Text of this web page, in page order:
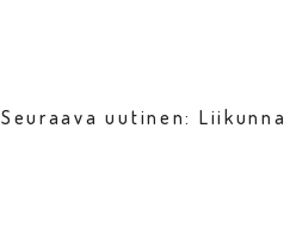
Seuraava uutinen: